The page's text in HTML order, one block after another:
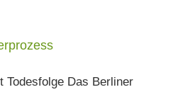
Todesfolge Das Berliner